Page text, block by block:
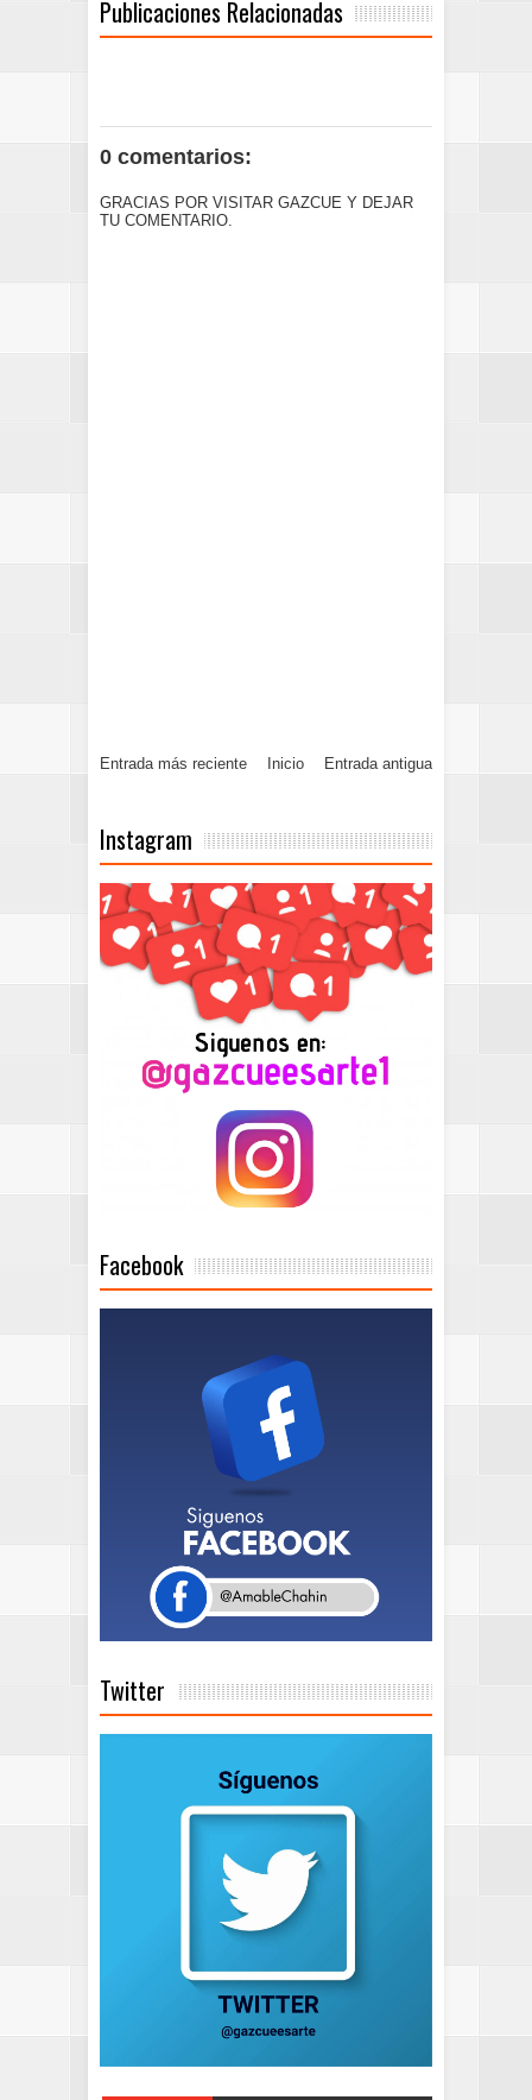
Publicaciones Relacionadas
0 comentarios:
GRACIAS POR VISITAR GAZCUE Y DEJAR
TU COMENTARIO.
Entrada más reciente Entrada antigua
Inicio
Instagram
Facebook
Twitter